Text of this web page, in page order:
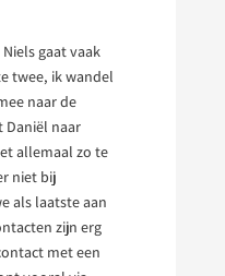
gaat vaak
twee, ik wandel
naar de
Daniël naar
allemaal zo te
niet bij
als laatste aan
zijn erg
met een